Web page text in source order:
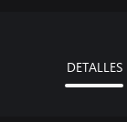
DETALLES